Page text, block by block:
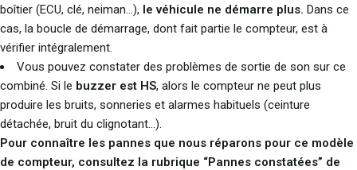
boîtier (ECU, clé, neiman…), le véhicule ne démarre plus. Dans ce
cas, la boucle de démarrage, dont fait partie le compteur, est à
vérifier intégralement.
Vous pouvez constater des problèmes de sortie de son sur ce
combiné. Si le buzzer est HS, alors le compteur ne peut plus
produire les bruits, sonneries et alarmes habituels (ceinture
détachée, bruit du clignotant…).
Pour connaître les pannes que nous réparons pour ce modèle
de compteur, consultez la rubrique “Pannes constatées” de